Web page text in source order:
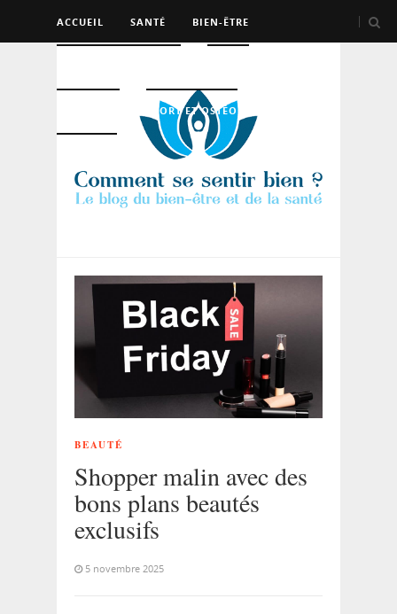
ACCUEIL SANTÉ BIEN-ÊTRE
SPORT ET OSTÉO
BEAUTÉ
Shopper malin avec des
bons plans beautés
exclusifs
5 novembre 2025